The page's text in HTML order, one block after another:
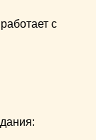
с